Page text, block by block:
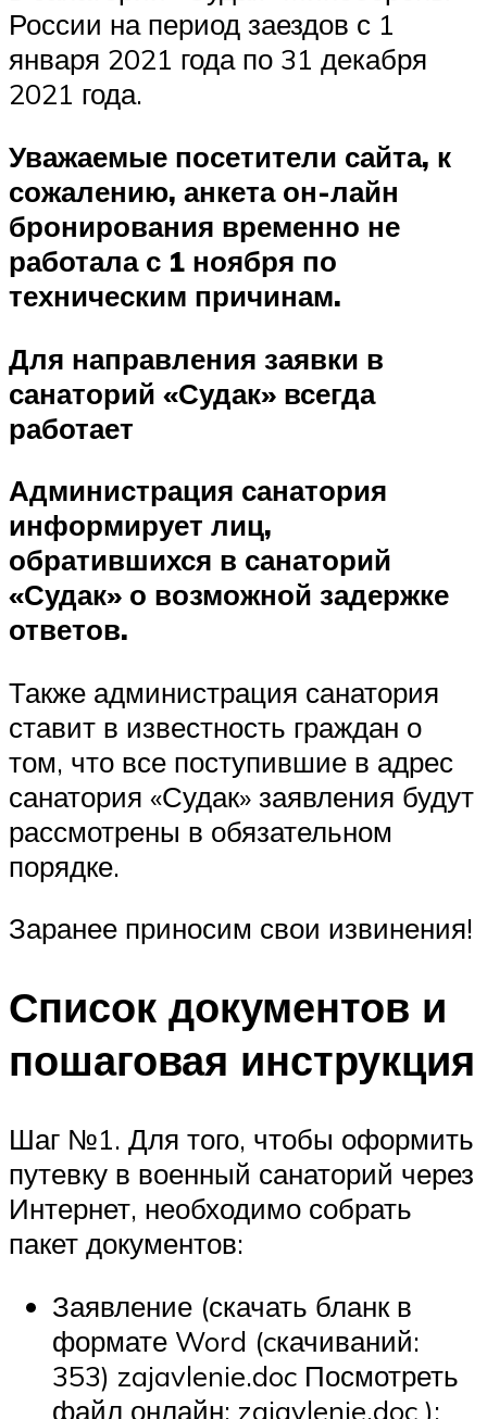
России на период заездов с 1
января 2021 года по 31 декабря
2021 года.
Уважаемые посетители сайта, к
сожалению, анкета он-лайн
бронирования временно не
работала с 1 ноября по
техническим причинам.
Для направления заявки в
санаторий «Судак» всегда
работает
Администрация санатория
информирует лиц,
обратившихся в санаторий
«Судак» о возможной задержке
ответов.
Также администрация санатория
ставит в известность граждан о
том, что все поступившие в адрес
санатория «Судак» заявления будут
рассмотрены в обязательном
порядке.
Заранее приносим свои извинения!
Список документов и
пошаговая инструкция
Шаг №1. Для того, чтобы оформить
путевку в военный санаторий через
Интернет, необходимо собрать
пакет документов:
Заявление (скачать бланк в
формате Word (cкачиваний:
353) zajavlenie.doc Посмотреть
файл онлайн: zajavlenie.doc );